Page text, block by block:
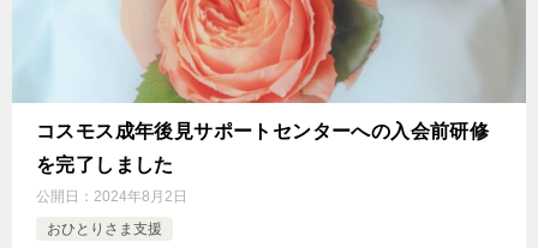
コスモス成年後見サポートセンターへの入会前研修
を完了しました
公開日： 2024年8月2日
おひとりさま支援